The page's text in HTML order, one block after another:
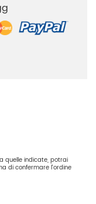
quelle indicate, potrai
di confermare l'ordine